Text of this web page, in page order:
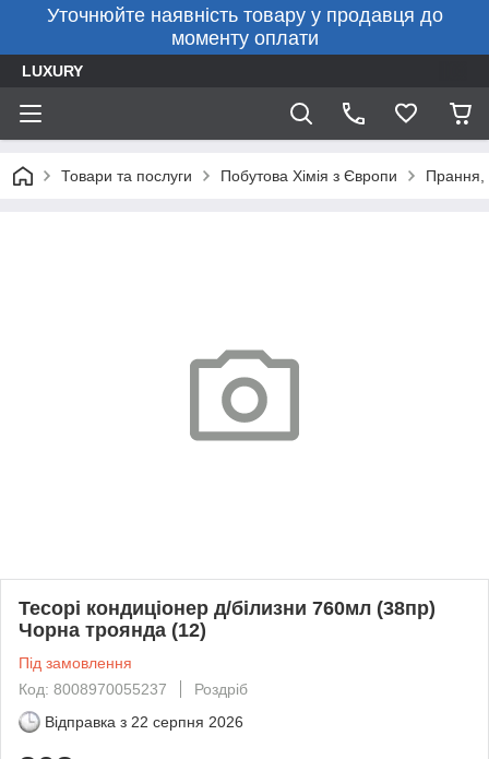
Уточнюйте наявність товару у продавця до
моменту оплати
LUXURY
Товари та послуги Побутова Хімія з Європи Прання,
Тесорі кондиціонер д/білизни 760мл (38пр)
Чорна троянда (12)
Під замовлення
Код: 8008970055237
Роздріб
Відправка з 22 серпня 2026